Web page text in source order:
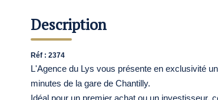
Description
Réf : 2374
L'Agence du Lys vous présente en exclusivité
minutes de la gare de Chantilly.
Idéal pour un premier achat ou un investisseur,